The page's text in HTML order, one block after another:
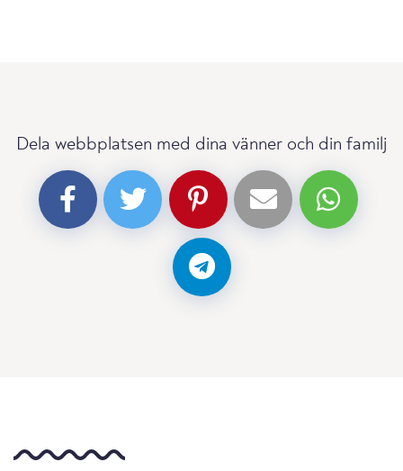
Dela webbplatsen med dina vänner och din familj